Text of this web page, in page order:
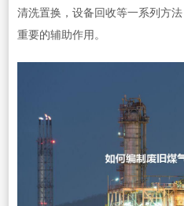
清洗置换，设备回收等一系列方
重要的辅助作用。